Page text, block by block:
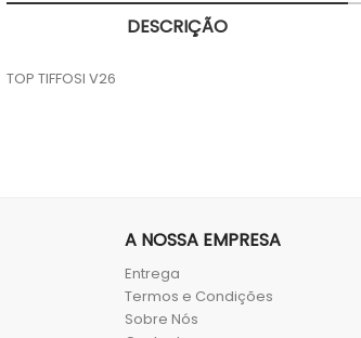
DESCRIÇÃO
TOP TIFFOSI V26
A NOSSA EMPRESA
Entrega
Termos e Condições
Sobre Nós